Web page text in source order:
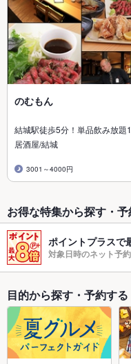
のむもん
結城駅徒歩5分！単品飲み放
居酒屋/結城
3001～4000円
お得な特集から探す・
ポイントプラスで
対象日時のネット予
目的から探す・予約する